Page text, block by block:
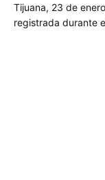
Tijuana, 23 de
registrada durante